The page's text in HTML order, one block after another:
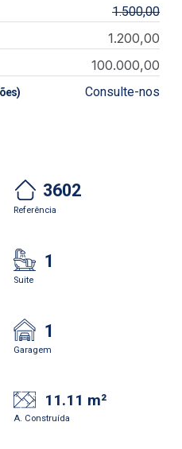
1.500,00
1.200,00
100.000,00
Consulte-nos
3602
Referência
1
Suite
1
Garagem
11.11 m²
A. Construída